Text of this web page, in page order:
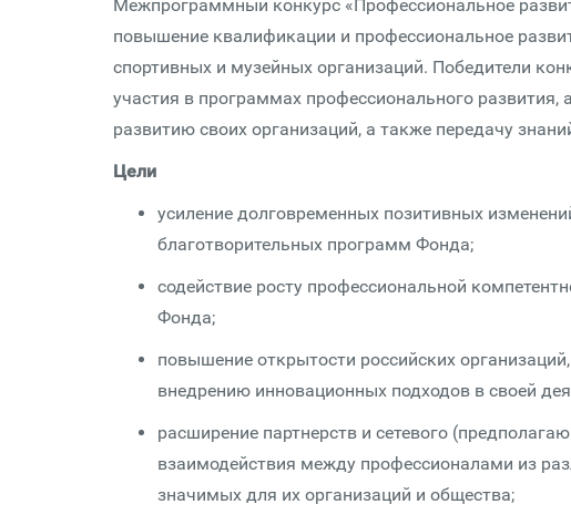
Межпрограммный конкурс «Профессиональное
повышение квалификации и профессиональное
спортивных и музейных организаций. Победители
участия в программах профессионального
развитию своих организаций, а также передачу
Цели
усиление долговременных позитивных
благотворительных программ Фонда;
содействие росту профессиональной
Фонда;
повышение открытости российских
внедрению инновационных подходов в своей
расширение партнерств и сетевого
взаимодействия между профессионалами из
значимых для их организаций и общества;